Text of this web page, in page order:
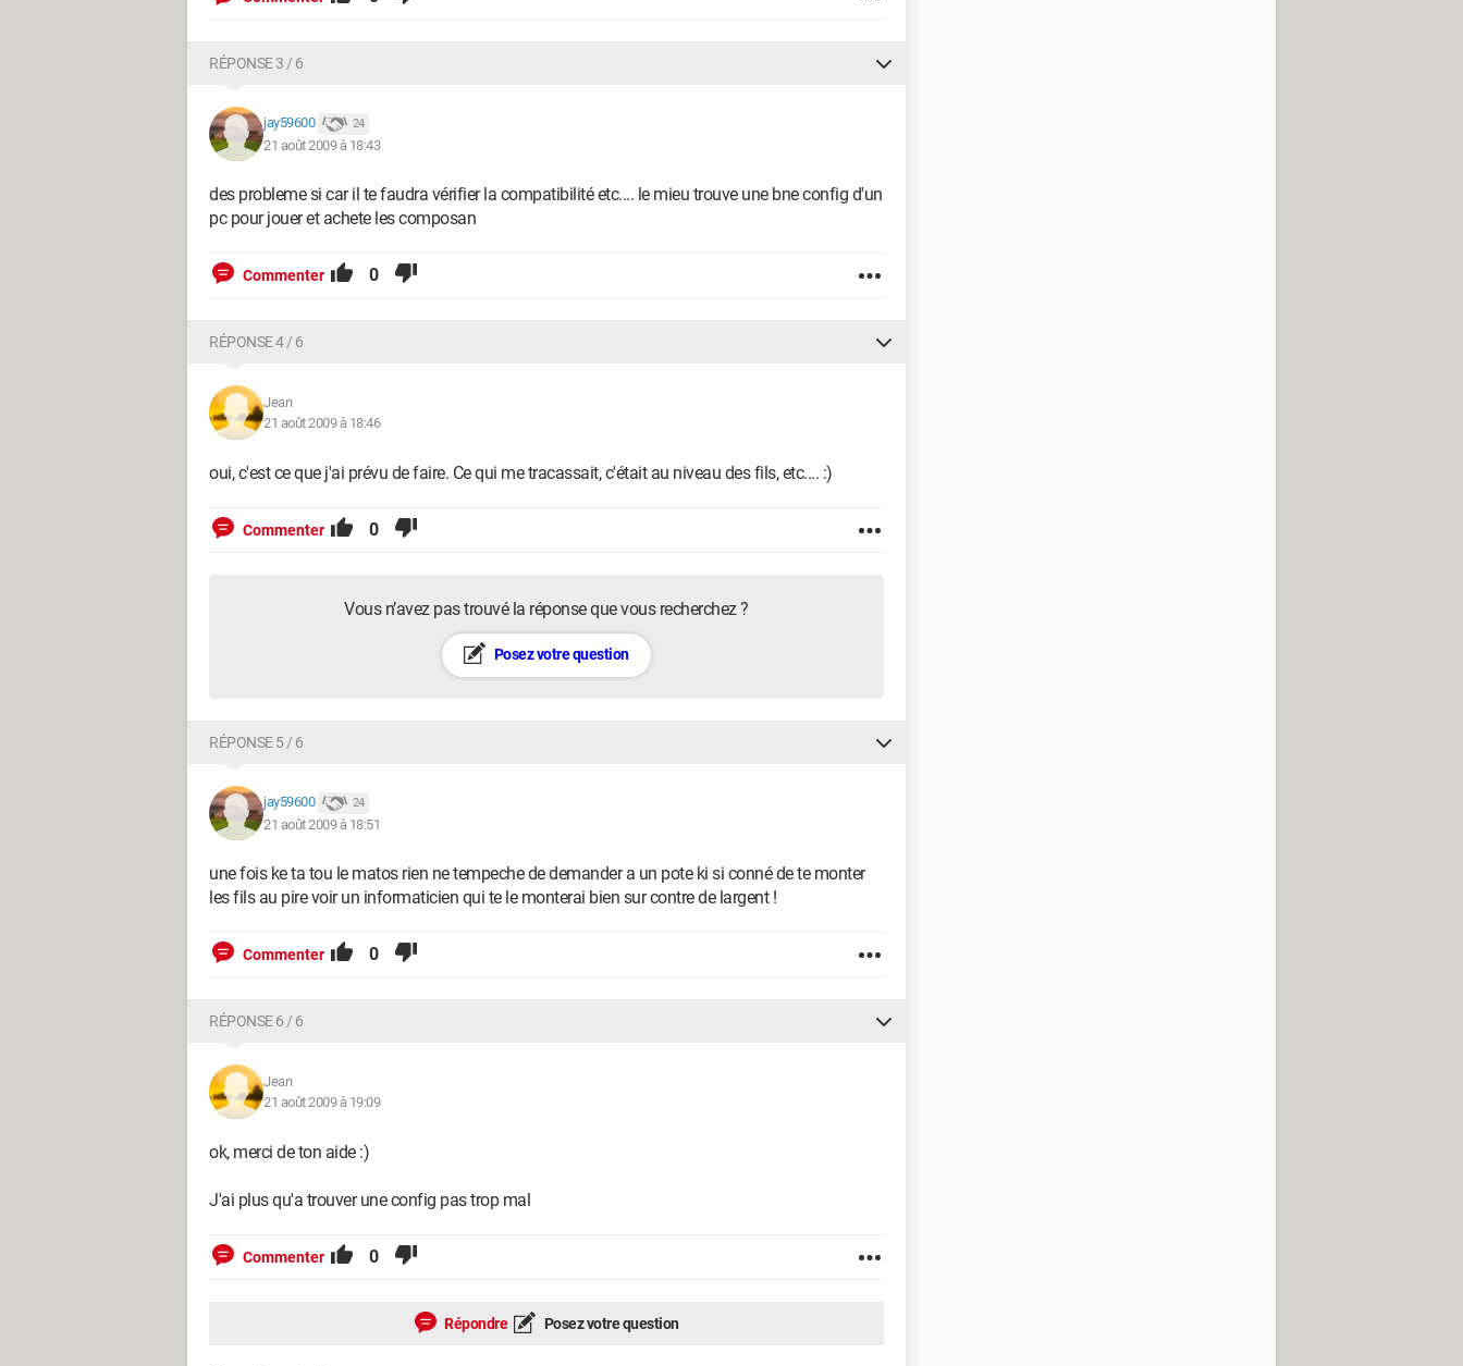
RÉPONSE 3 / 6
jay59600 24
21 août 2009 à 18:43
des probleme si car il te faudra vérifier la compatibilité etc.... le mieu trouve une bne config d'un
pc pour jouer et achete les composan
Commenter 0
RÉPONSE 4 / 6
Jean
21 août 2009 à 18:46
oui, c'est ce que j'ai prévu de faire. Ce qui me tracassait, c'était au niveau des fils, etc.... :)
Commenter 0
Vous n’avez pas trouvé la réponse que vous recherchez ?
Posez votre question
RÉPONSE 5 / 6
jay59600 24
21 août 2009 à 18:51
une fois ke ta tou le matos rien ne tempeche de demander a un pote ki si conné de te monter
les fils au pire voir un informaticien qui te le monterai bien sur contre de largent !
Commenter 0
RÉPONSE 6 / 6
Jean
21 août 2009 à 19:09
ok, merci de ton aide :)
J'ai plus qu'a trouver une config pas trop mal
Commenter 0
Répondre Posez votre question